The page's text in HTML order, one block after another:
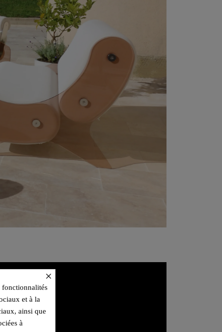
×
fonctionnalités
et à la
ainsi que
à